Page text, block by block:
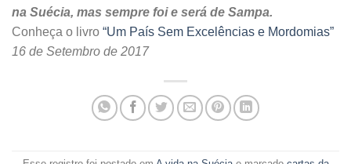
na Suécia, mas sempre foi e será de Sampa.
Conheça o livro “Um País Sem Excelências e Mordomias”
16 de Setembro de 2017